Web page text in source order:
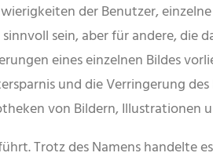
der Benutzer,
sein, aber für andere, die
eines einzelnen Bildes
und die Verringerung
von Bildern, Illustrationen
Trotz des Namens handelte